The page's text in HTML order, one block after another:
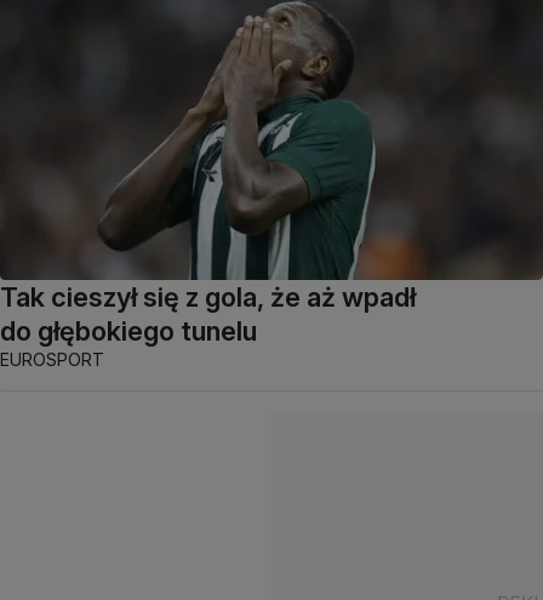
Tak cieszył się z gola, że aż wpadł
do głębokiego tunelu
EUROSPORT